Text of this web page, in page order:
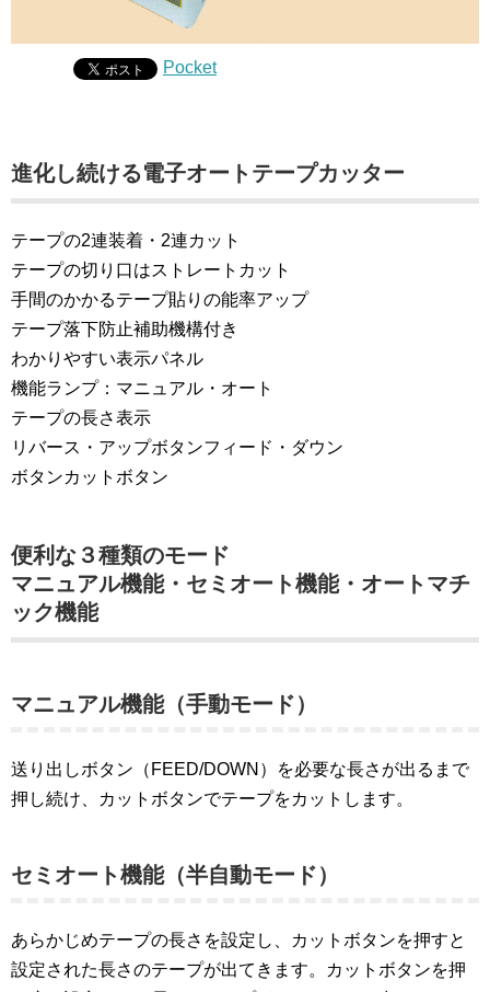
Pocket
進化し続ける電子オートテープカッター
テープの2連装着・2連カット
テープの切り口はストレートカット
手間のかかるテープ貼りの能率アップ
テープ落下防止補助機構付き
わかりやすい表示パネル
機能ランプ：マニュアル・オート
テープの長さ表示
リバース・アップボタンフィード・ダウン
ボタンカットボタン
便利な３種類のモード
マニュアル機能・セミオート機能・オートマチ
ック機能
マニュアル機能（手動モード）
送り出しボタン（FEED/DOWN）を必要な長さが出るまで
押し続け、カットボタンでテープをカットします。
セミオート機能（半自動モード）
あらかじめテープの長さを設定し、カットボタンを押すと
設定された長さのテープが出てきます。カットボタンを押